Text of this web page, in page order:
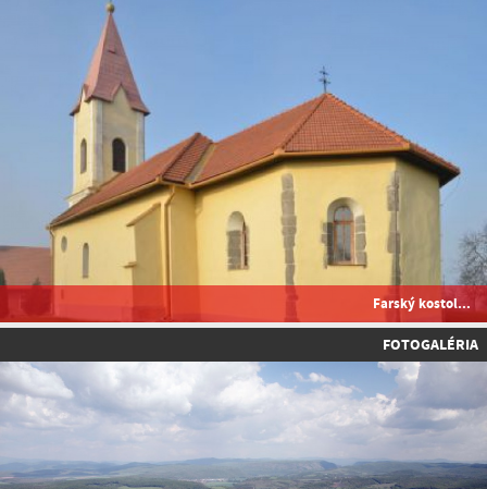
Farský kostol...
FOTOGALÉRIA